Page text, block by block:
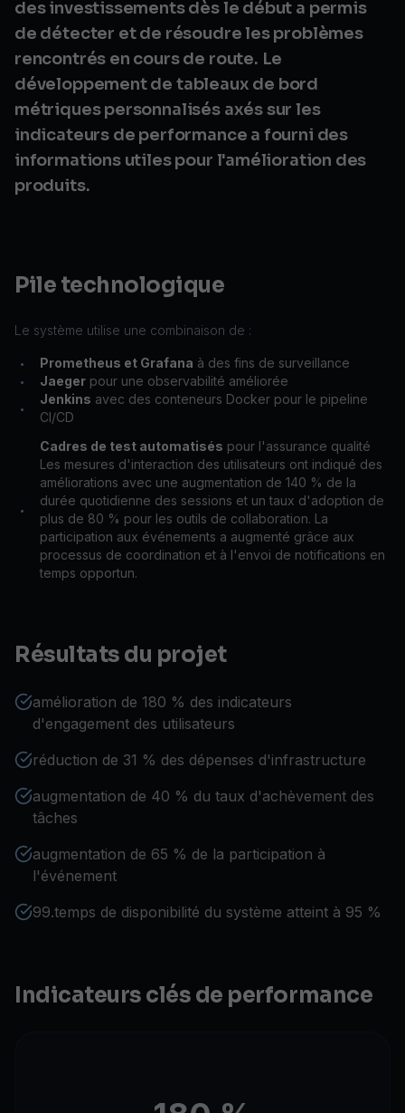
des investissements dès le début a permis
de détecter et de résoudre les problèmes
rencontrés en cours de route. Le
développement de tableaux de bord
métriques personnalisés axés sur les
indicateurs de performance a fourni des
informations utiles pour l'amélioration des
produits.
Pile technologique
Le système utilise une combinaison de :
• Prometheus et Grafana à des fins de surveillance
• Jaeger pour une observabilité améliorée
•
Jenkins avec des conteneurs Docker pour le pipeline
CI/CD
•
Cadres de test automatisés pour l'assurance qualité
Les mesures d'interaction des utilisateurs ont indiqué des
améliorations avec une augmentation de 140 % de la
durée quotidienne des sessions et un taux d'adoption de
plus de 80 % pour les outils de collaboration. La
participation aux événements a augmenté grâce aux
processus de coordination et à l'envoi de notifications en
temps opportun.
Résultats du projet
amélioration de 180 % des indicateurs
d'engagement des utilisateurs
réduction de 31 % des dépenses d'infrastructure
augmentation de 40 % du taux d'achèvement des
tâches
augmentation de 65 % de la participation à
l'événement
99.temps de disponibilité du système atteint à 95 %
Indicateurs clés de performance